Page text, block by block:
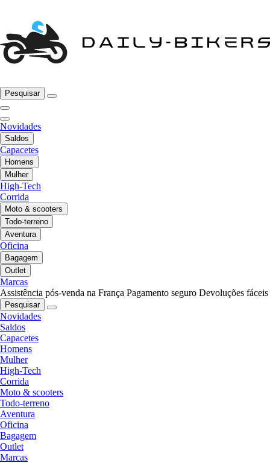
Pesquisar
Novidades
Saldos
Capacetes
Homens
Mulher
High-Tech
Corrida
Moto & scooters
Todo-terreno
Aventura
Oficina
Bagagem
Outlet
Marcas
Assistência pós-venda na França Pagamento seguro Devoluções fáceis
Pesquisar
Novidades
Saldos
Capacetes
Homens
Mulher
High-Tech
Corrida
Moto & scooters
Todo-terreno
Aventura
Oficina
Bagagem
Outlet
Marcas